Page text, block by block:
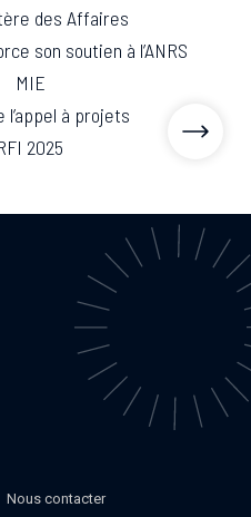
des Affaires
son soutien à l’ANRS
MIE
l’appel à projets
2025
Nous contacter